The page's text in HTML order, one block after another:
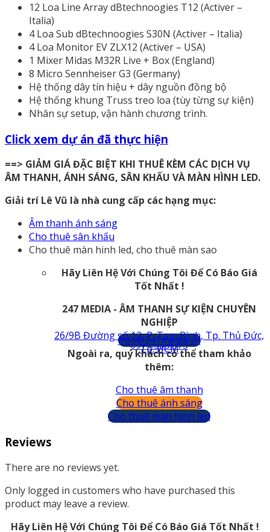
12 Loa Line Array dBtechnoogies T12 (Activer –
Italia)
4 Loa Sub dBtechnoogies S30N (Activer – Italia)
4 Loa Monitor EV ZLX12 (Activer – USA)
1 Mixer Midas M32R Live + Box (England)
8 Micro Sennheiser G3 (Germany)
Hệ thống dây tín hiệu + dây nguồn đồng bộ
Hệ thống khung Truss treo loa (tùy từng sự kiện)
Nhân sự setup, vận hành chương trình.
Click xem dự án đã thực hiện
==> GIẢM GIÁ ĐẶC BIỆT KHI THUÊ KÈM CÁC DỊCH VỤ
ÂM THANH, ÁNH SÁNG, SÂN KHẤU VÀ MÀN HÌNH LED.
Giải trí Lê Vũ là nhà cung cấp các hạng mục:
Âm thanh ánh sáng
Cho thuê sân khấu
Cho thuê màn hinh led, cho thuê màn sao
Hãy Liên Hệ Với Chúng Tôi Để Có Báo Giá
Tốt Nhất !
247 MEDIA - ÂM THANH SỰ KIỆN CHUYÊN
NGHIỆP
0974.503.573
info@247media.vn
26/9B Đường số 12, P. Tam Bình, Tp. Thủ Đức,
Tp. HCM
Ngoài ra, quý khách có thể tham khảo
thêm:
Cho thuê âm thanh
Cho thuê ánh sáng
Cho thuê màn hình led
Reviews
There are no reviews yet.
Only logged in customers who have purchased this
product may leave a review.
Hãy Liên Hệ Với Chúng Tôi Để Có Báo Giá Tốt Nhất !